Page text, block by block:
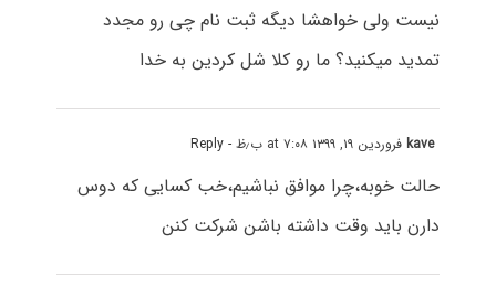
نیست ولی خواهشا دیگه ثبت نام چی رو مجدد
تمدید میکنید؟ ما رو کلا شل کردین به خدا
kaveفروردین ۱۹, ۱۳۹۹ at ۷:۰۸ ب٫ظ - Reply
حالت خوبه،چرا موافق نباشیم،خب کسایی که دوس
دارن باید وقت داشته باشن شرکت کنن